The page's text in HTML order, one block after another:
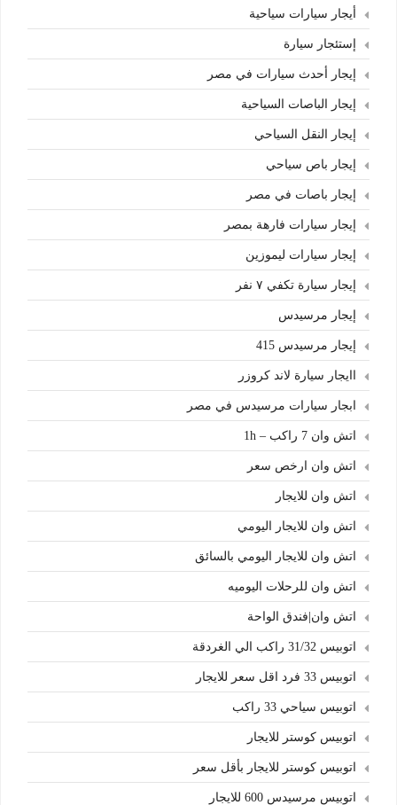
أيجار سيارات سياحية
إستئجار سيارة
إيجار أحدث سيارات في مصر
إيجار الباصات السياحية
إيجار النقل السياحي
إيجار باص سياحي
إيجار باصات في مصر
إيجار سيارات فارهة بمصر
إيجار سيارات ليموزين
إيجار سيارة تكفي ٧ نفر
إيجار مرسيدس
إيجار مرسيدس 415
اايجار سيارة لاند كروزر
ابجار سيارات مرسيدس في مصر
اتش وان 7 راكب – 1h
اتش وان ارخص سعر
اتش وان للايجار
اتش وان للايجار اليومي
اتش وان للايجار اليومي بالسائق
اتش وان للرحلات اليوميه
اتش وان|فندق الواحة
اتوبيس 31/32 راكب الي الغردقة
اتوبيس 33 فرد اقل سعر للايجار
اتوبيس سياحي 33 راكب
اتوبيس كوستر للايجار
اتوبيس كوستر للايجار بأقل سعر
اتوبيس مرسيدس 600 للايجار